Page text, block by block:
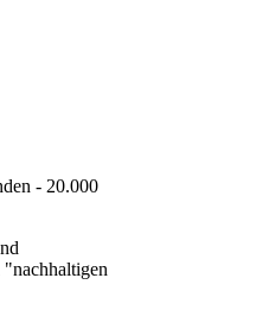
- 20.000
"nachhaltigen